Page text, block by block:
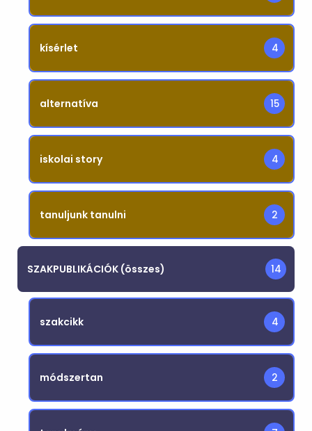
kísérlet 4
alternatíva 15
iskolai story 4
tanuljunk tanulni 2
SZAKPUBLIKÁCIÓK (összes) 14
szakcikk 4
módszertan 2